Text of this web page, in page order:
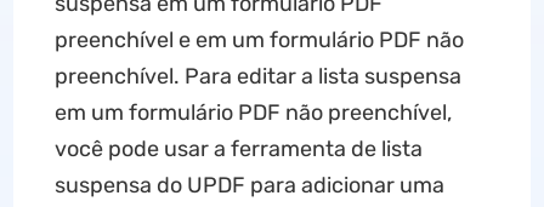
preenchível e em um formulário PDF não
preenchível. Para editar a lista suspensa
em um formulário PDF não preenchível,
você pode usar a ferramenta de lista
suspensa do UPDF para adicionar uma